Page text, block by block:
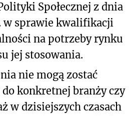
Społecznej z dnia
w sprawie kwalifikacji
na potrzeby rynku
jej stosowania.
nie mogą zostać
konkretnej branży czy
w dzisiejszych czasach